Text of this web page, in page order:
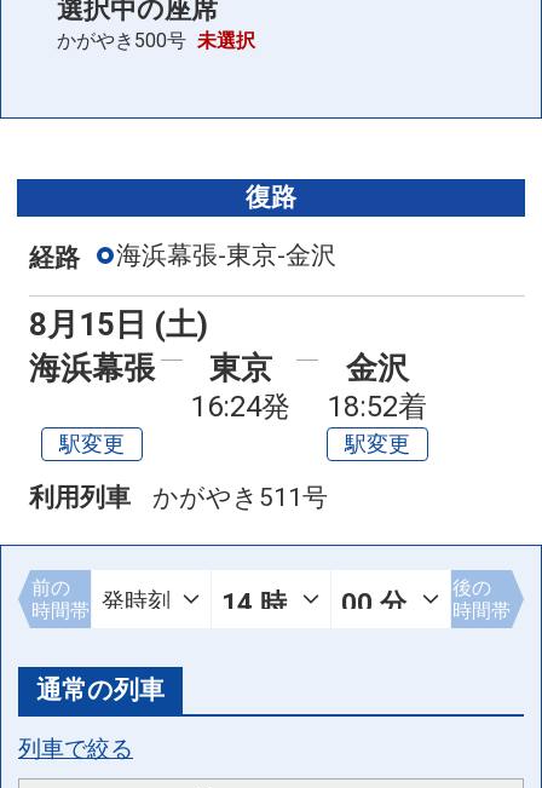
選択中の座席
かがやき500号 未選択
復路
経路 海浜幕張-東京-金沢
8月15日 (土)
海浜幕張
駅変更
東京
16:24発
金沢
18:52着
駅変更
利用列車 かがやき511号
前の
時間帯
後の
時間帯
通常の列車
列車で絞る